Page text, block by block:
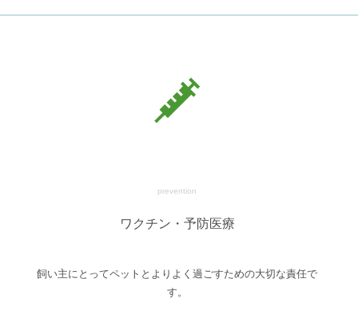
prevention
ワクチン・予防医療
飼い主にとってペットとよりよく過ごすための大切な責任で
す。